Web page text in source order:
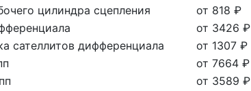
цилиндра сцепления
от 818 ₽
от 3426 ₽
сателлитов дифференциала
от 1307 ₽
от 7664 ₽
от 3589 ₽